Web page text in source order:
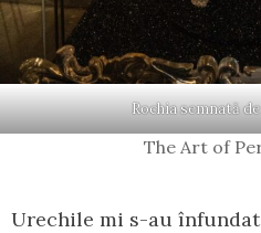
Rochia semnată
The Art of
Urechile mi s-au